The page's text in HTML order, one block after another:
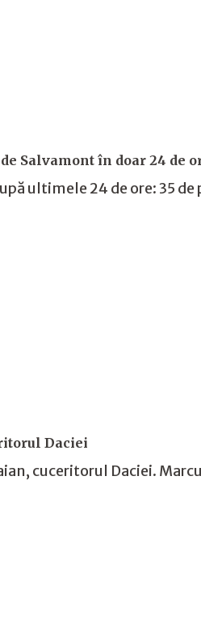
Salvamont în doar 24 de
ultimele 24 de ore: 35
Daciei
cuceritorul Daciei.